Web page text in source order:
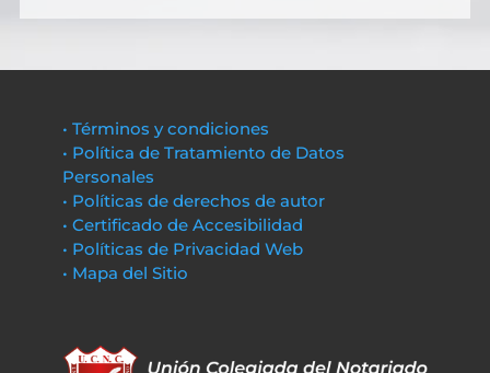
• Términos y condiciones
• Política de Tratamiento de Datos
Personales
• Políticas de derechos de autor
• Certificado de Accesibilidad
• Políticas de Privacidad Web
• Mapa del Sitio